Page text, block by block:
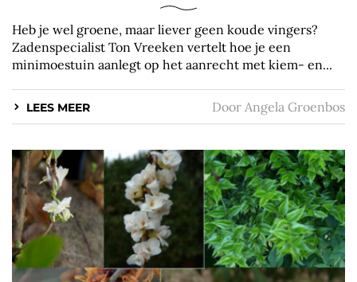
Heb je wel groene, maar liever geen koude vingers?
Zadenspecialist Ton Vreeken vertelt hoe je een
minimoestuin aanlegt op het aanrecht met kiem- en...
LEES MEER Door Angela Groenbos